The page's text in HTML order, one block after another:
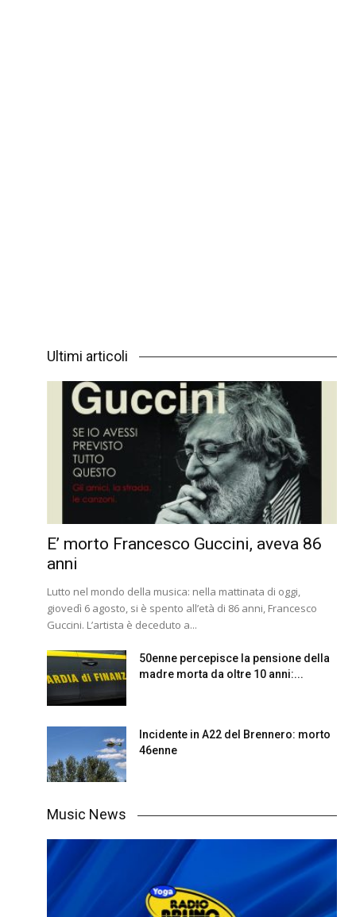
Ultimi articoli
E’ morto Francesco Guccini, aveva 86
anni
Lutto nel mondo della musica: nella mattinata di oggi,
giovedì 6 agosto, si è spento all’età di 86 anni, Francesco
Guccini. L’artista è deceduto a...
50enne percepisce la pensione della
madre morta da oltre 10 anni:...
Incidente in A22 del Brennero: morto
46enne
Music News